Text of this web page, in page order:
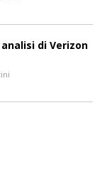
di Verizon